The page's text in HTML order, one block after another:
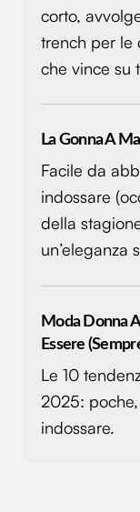
corto,
trench per le
che vince su
La Gonna A
Facile da
indossare
della
un’eleganza
Moda Donna
Essere
Le 10
2025:
indossare.